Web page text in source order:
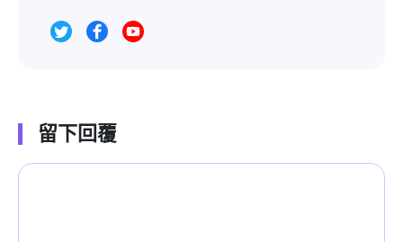
留下回覆